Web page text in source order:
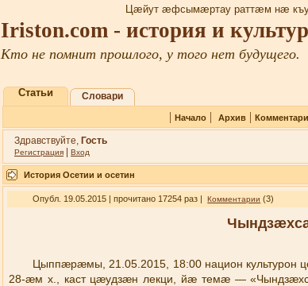
Цæйут æфсымæртау раттæм нæ
Iriston.com - история и
Кто не помнит прошлого, у того нет будущего.
Статьи Словари
| Начало| Архив|
Здравствуйте, Гость
Регистрация Вход
История Осетии и осетин
Опубл. 19.05.2015 | прочитано 17254 раз |Комментарии (3)
Цыппæрæмы, 21.05.2015, 18:00 национ культурон
28-æм х., каст цæудзæн лекци, йæ темæ —